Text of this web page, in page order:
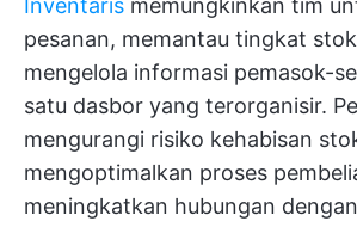
Inventaris memungkinkan tim
pesanan, memantau tingkat
mengelola informasi pemasok-
satu dasbor yang terorganisir.
mengurangi risiko kehabisan
mengoptimalkan proses
meningkatkan hubungan